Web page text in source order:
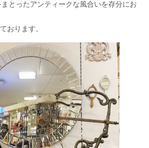
とったアンティークな風合いを存分にお
おります。